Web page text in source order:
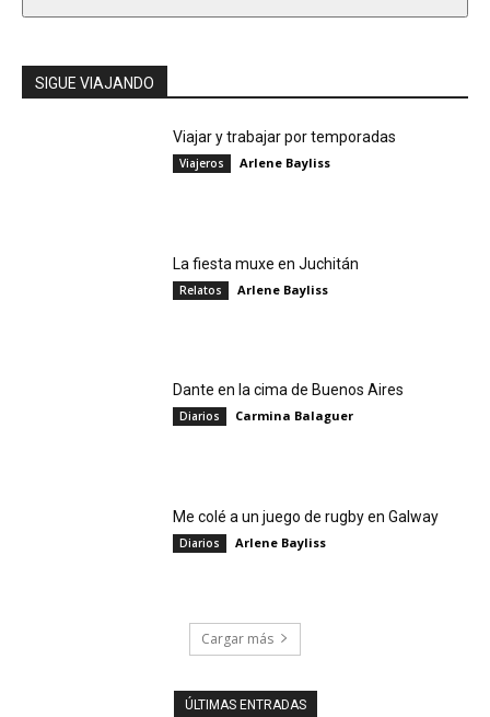
SIGUE VIAJANDO
Viajar y trabajar por temporadas
Viajeros Arlene Bayliss
La fiesta muxe en Juchitán
Relatos Arlene Bayliss
Dante en la cima de Buenos Aires
Diarios Carmina Balaguer
Me colé a un juego de rugby en Galway
Diarios Arlene Bayliss
Cargar más
ÚLTIMAS ENTRADAS